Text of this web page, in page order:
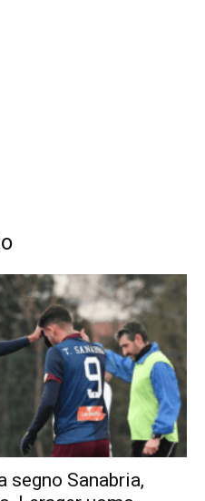
segno Sanabria,